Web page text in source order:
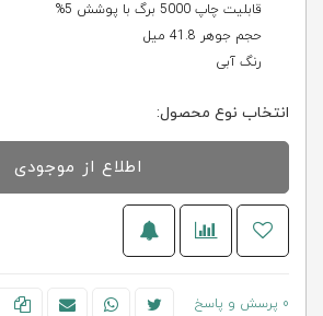
قابلیت چاپ 5000 برگ با پوشش 5%
حجم جوهر 41.8 میل
رنگ آبی
انتخاب نوع محصول:
اطلاع از موجودی
0 پرسش و پاسخ